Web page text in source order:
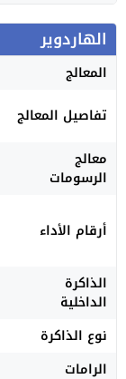
الهاردوير
المعالج
تفاصيل المعالج
معالج
الرسومات
أرقام الأداء
الذاكرة
الداخلية
نوع الذاكرة
الرامات